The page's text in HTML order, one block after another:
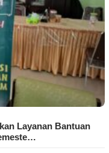
Layanan Bantuan